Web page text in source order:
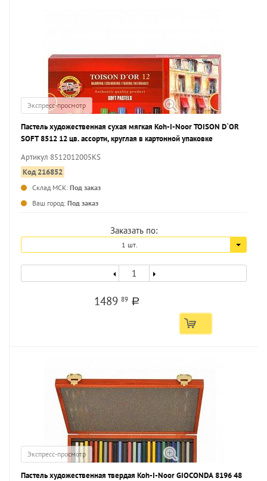
Экспресс-просмотр
Пастель художественная сухая мягкая Koh-I-Noor TOISON D`OR
SOFT 8512 12 цв. ассорти, круглая в картонной упаковке
Артикул 8512012005KS
Код 216852
Склад МСК: Под заказ
Ваш город: Под заказ
Заказать по:
1 шт.
148989 a
Экспресс-просмотр
Пастель художественная твердая Koh-I-Noor GIOCONDA 8196 48